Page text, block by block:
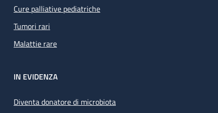
Cure palliative pediatriche
Tumori rari
Malattie rare
IN EVIDENZA
Diventa donatore di microbiota